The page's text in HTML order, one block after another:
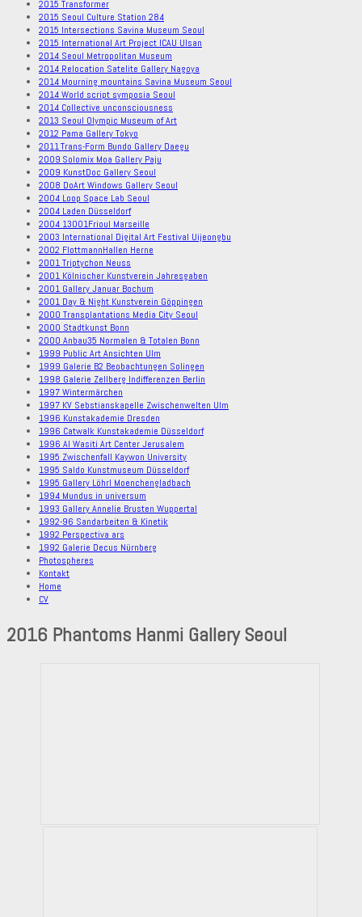
2015 Transformer
2015 Seoul Culture Station 284
2015 Intersections Savina Museum Seoul
2015 International Art Project ICAU Ulsan
2014 Seoul Metropolitan Museum
2014 Relocation Satelite Gallery Nagoya
2014 Mourning mountains Savina Museum Seoul
2014 World script symposia Seoul
2014 Collective unconsciousness
2013 Seoul Olympic Museum of Art
2012 Pama Gallery Tokyo
2011 Trans-Form Bundo Gallery Daegu
2009 Solomix Moa Gallery Paju
2009 KunstDoc Gallery Seoul
2008 DoArt Windows Gallery Seoul
2004 Loop Space Lab Seoul
2004 Laden Düsseldorf
2004 13001Frioul Marseille
2003 International Digital Art Festival Uijeongbu
2002 FlottmannHallen Herne
2001 Triptychon Neuss
2001 Kölnischer Kunstverein Jahresgaben
2001 Gallery Januar Bochum
2001 Day & Night Kunstverein Göppingen
2000 Transplantations Media City Seoul
2000 Stadtkunst Bonn
2000 Anbau35 Normalen & Totalen Bonn
1999 Public Art Ansichten Ulm
1999 Galerie B2 Beobachtungen Solingen
1998 Galerie Zellberg Indifferenzen Berlin
1997 Wintermärchen
1997 KV Sebstianskapelle Zwischenwelten Ulm
1996 Kunstakademie Dresden
1996 Catwalk Kunstakademie Düsseldorf
1996 Al Wasiti Art Center Jerusalem
1995 Zwischenfall Kaywon University
1995 Saldo Kunstmuseum Düsseldorf
1995 Gallery Löhrl Moenchengladbach
1994 Mundus in universum
1993 Gallery Annelie Brusten Wuppertal
1992-96 Sandarbeiten & Kinetik
1992 Perspectiva ars
1992 Galerie Decus Nürnberg
Photospheres
Kontakt
Home
CV
2016 Phantoms Hanmi Gallery Seoul